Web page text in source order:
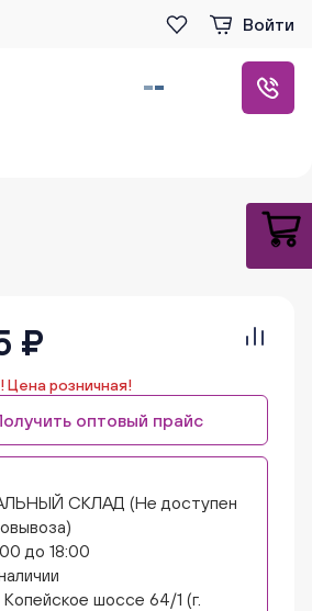
Войти
₽
Цена розничная!
оптовый прайс
СКЛАД (Не доступен
до 18:00
Копейское шоссе 64/1 (г.